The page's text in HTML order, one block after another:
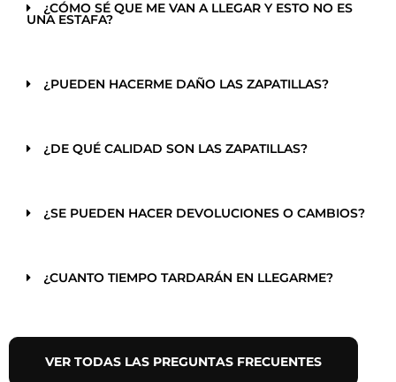
¿CÓMO SÉ QUE ME VAN A LLEGAR Y ESTO NO ES
UNA ESTAFA?
¿PUEDEN HACERME DAÑO LAS ZAPATILLAS?
¿DE QUÉ CALIDAD SON LAS ZAPATILLAS?
¿SE PUEDEN HACER DEVOLUCIONES O CAMBIOS?
¿CUANTO TIEMPO TARDARÁN EN LLEGARME?
VER TODAS LAS PREGUNTAS FRECUENTES